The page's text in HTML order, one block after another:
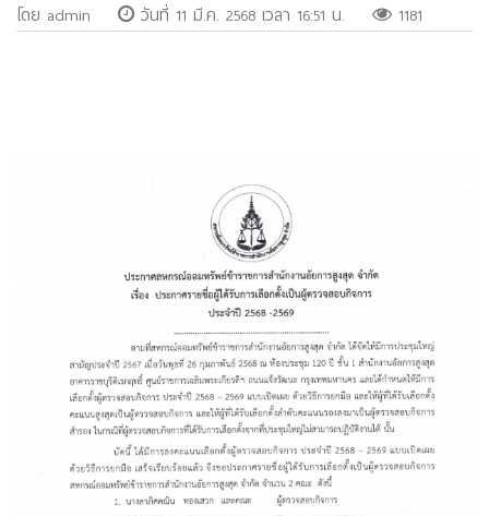
โดย admin วันที่ 11 มี.ค. 2568 เวลา 16:51 น. 1181